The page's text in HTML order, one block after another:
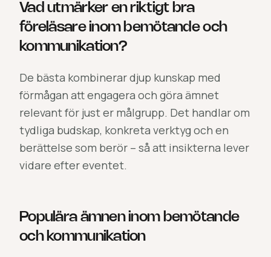
Vad utmärker en riktigt bra
föreläsare inom bemötande och
kommunikation?
De bästa kombinerar djup kunskap med
förmågan att engagera och göra ämnet
relevant för just er målgrupp. Det handlar om
tydliga budskap, konkreta verktyg och en
berättelse som berör – så att insikterna lever
vidare efter eventet.
Populära ämnen inom bemötande
och kommunikation